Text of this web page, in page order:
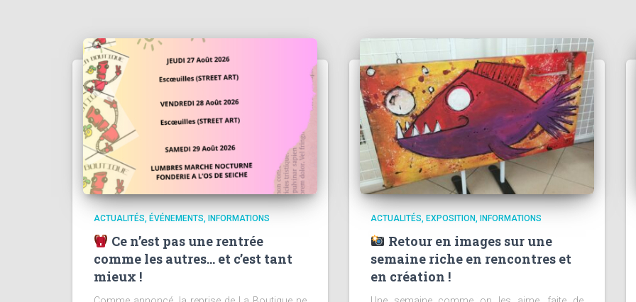
ACTUALITÉS ÉVÉNEMENTS INFORMATIONS
Ce n’est pas une rentrée
comme les autres… et c’est tant
mieux !
ACTUALITÉS EXPOSITION INFORMATIONS
Retour en images sur une
semaine riche en rencontres et
en création !